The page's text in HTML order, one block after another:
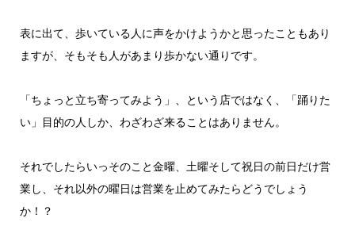
表に出て、歩いている人に声をかけようかと思ったこともあり
ますが、そもそも人があまり歩かない通りです。
「ちょっと立ち寄ってみよう」、という店ではなく、「踊りた
い」目的の人しか、わざわざ来ることはありません。
それでしたらいっそのこと金曜、土曜そして祝日の前日だけ営
業し、それ以外の曜日は営業を止めてみたらどうでしょう
か！？